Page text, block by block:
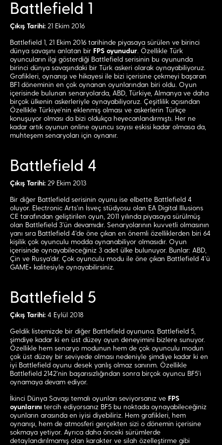
Battlefield 1
Çıkış Tarihi: 21 Ekim 2016
Battlefield 1, 21 Ekim 2016 tarihinde piyasaya sürülen ve birinci
dünya savaşını anlatan bir FPS oyunudur. Özellikle Türk
oyuncuların ilgi gösterdiği Battlefield serisinin bu oyununda
birinci dünya savaşındaki bir Türk askeri olarak oynayabiliyoruz.
Grafikleri, oynanışı ve hikayesi ile bizi içerisine çekmeyi başaran
BF1 döneminin en çok oynanan oyunlarından biri oldu. Oyun
içerisinde bulunan senaryolarda, ABD, Türkiye, Almanya ve daha
birçok ülkenin askerleriyle oynayabiliyoruz. Çeşitlilik açısından
Özellikle Türkiye’nin eklenmiş olması ve askerlerin Türkçe
konuşuyor olması da bizi oldukça heyecanlandırmıştı. Her ne
kadar artık oyunun online oyuncu sayısı eskisi kadar olmasa da,
muhteşem senaryoları için oynanır.
Battlefield 4
Çıkış Tarihi: 29 Ekim 2013
Bir diğer Battlefield serisinin oyunu ise elbette Battlefield 4
oluyor. Electronic Arts’ın İsveç stüdyosu olan EA Digital Illusions
CE tarafından geliştirilen oyun, 2011 yılında piyasaya sürülmüş
olan Battlefield 3’ün devamıdır. Senaryolarının kuvvetli olmasının
yanı sıra Battlefield 4’de öne çıkan en önemli özelliklerden biri 64
kişilik çok oyunculu modda oynanabiliyor olmasıdır. Oyun
içerisinde oynayabileceğiniz 3 adet ülke bulunuyor. Bunlar: ABD,
Çin ve Rusya’dır. Çok oyunculu modu ile öne çıkan Battlefield 4’ü
GAME+ kalitesiyle oynayabilirsiniz.
Battlefield 5
Çıkış Tarihi: 4 Eylül 2018
Geldik listemizde bir diğer Battlefield oyununa. Battlefield 5,
şimdiye kadar ki en üst düzey oyun deneyimini bizlere sunuyor.
Özellikle hem senaryo modunun hem de çok oyunculu modun
çok üst düzey bir seviyede olması nedeniyle şimdiye kadar ki en
iyi Battlefield oyunu desek yanlış olmaz sanırım. Özellikle
Battlefield 2142’nin başarısızlığından sonra birçok oyuncu BF5’i
oynamaya devam ediyor.
İkinci Dünya Savaşı temalı oyunları seviyorsanız ve FPS
oyunlarını tercih ediyorsanız BF5 bu noktada oynayabileceğiniz
oyunların arasında en iyisi diyebiliriz. Hem grafikleri, hem
oynanışı, hem de atmosferi gerçekten sizi o dönemin içerisine
sokmaya yetiyor. Ayrıca daha önceki sürümlerde
detaylandırılmamış olan karakter ve silah özelleştirme gibi